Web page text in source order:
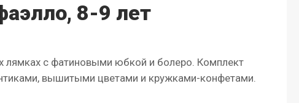
8-9 лет
лямках с фатиновыми юбкой и болеро. Комплект
вышитыми цветами и кружками-конфетами.